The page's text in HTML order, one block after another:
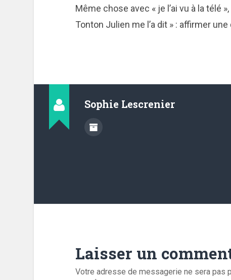
Même chose avec « je l’ai vu à la télé
Tonton Julien me l’a dit » : affirmer
Sophie Lescrenier
Laisser un
Votre adresse de messagerie ne sera pas